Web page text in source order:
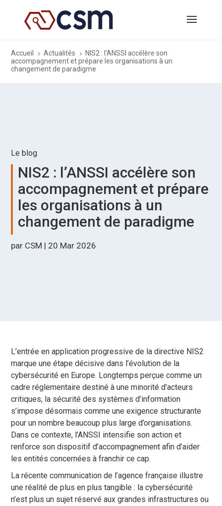
Accueil 5 Actualités 5
NIS2 : l’ANSSI accélère son
accompagnement et prépare les organisations à un
changement de paradigme
Le blog
NIS2 : l’ANSSI accélère son
accompagnement et prépare
les organisations à un
changement de paradigme
par CSM | 20 Mar 2026
L’entrée en application progressive de la directive NIS2
marque une étape décisive dans l’évolution de la
cybersécurité en Europe. Longtemps perçue comme un
cadre réglementaire destiné à une minorité d’acteurs
critiques, la sécurité des systèmes d’information
s’impose désormais comme une exigence structurante
pour un nombre beaucoup plus large d’organisations.
Dans ce contexte, l’ANSSI intensifie son action et
renforce son dispositif d’accompagnement afin d’aider
les entités concernées à franchir ce cap.
La récente communication de l’agence française illustre
une réalité de plus en plus tangible : la cybersécurité
n’est plus un sujet réservé aux grandes infrastructures ou